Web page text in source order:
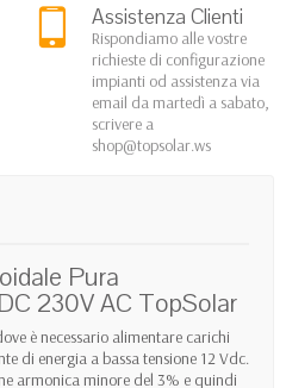
Assistenza Clienti
Rispondiamo alle vostre
richieste di configurazione
impianti od assistenza via
email da martedì a sabato,
scrivere a
shop@topsolar.ws
Pura
230V AC TopSolar
è necessario alimentare carichi
di energia a bassa tensione 12 Vdc.
armonica minore del 3% e quindi